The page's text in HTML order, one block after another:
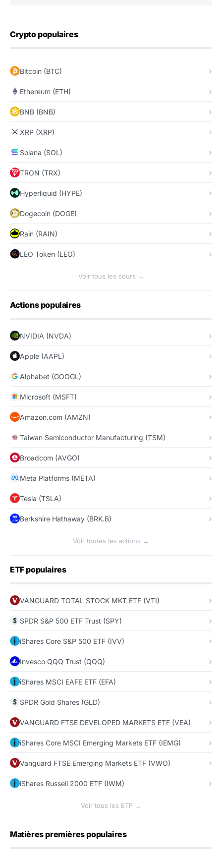
Crypto populaires
Bitcoin (BTC)
Ethereum (ETH)
BNB (BNB)
XRP (XRP)
Solana (SOL)
TRON (TRX)
Hyperliquid (HYPE)
Dogecoin (DOGE)
Rain (RAIN)
LEO Token (LEO)
Voir tous les cours →
Actions populaires
NVIDIA (NVDA)
Apple (AAPL)
Alphabet (GOOGL)
Microsoft (MSFT)
Amazon.com (AMZN)
Taiwan Semiconductor Manufacturing (TSM)
Broadcom (AVGO)
Meta Platforms (META)
Tesla (TSLA)
Berkshire Hathaway (BRK.B)
Voir toutes les actions →
ETF populaires
VANGUARD TOTAL STOCK MKT ETF (VTI)
SPDR S&P 500 ETF Trust (SPY)
iShares Core S&P 500 ETF (IVV)
Invesco QQQ Trust (QQQ)
iShares MSCI EAFE ETF (EFA)
SPDR Gold Shares (GLD)
VANGUARD FTSE DEVELOPED MARKETS ETF (VEA)
iShares Core MSCI Emerging Markets ETF (IEMG)
Vanguard FTSE Emerging Markets ETF (VWO)
iShares Russell 2000 ETF (IWM)
Voir tous les ETF →
Matières premières populaires